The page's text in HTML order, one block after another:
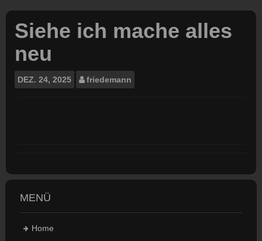
Siehe ich mache alles
neu
DEZ. 24, 2025 friedemann
MENÜ
Home